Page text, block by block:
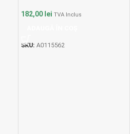
182,00 lei TVA Inclus
SKU: A0115562